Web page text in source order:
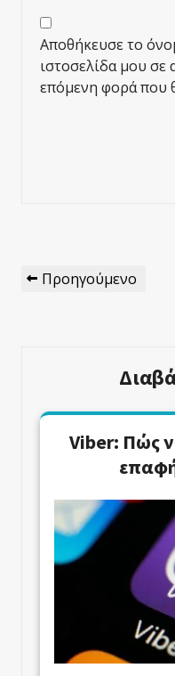
Αποθήκευσε το
ιστοσελίδα μου σε
επόμενη φορά που
Πλοήγηση
Άρθρων
Προηγούμενο
Προηγούμενο
Viber: Πώς